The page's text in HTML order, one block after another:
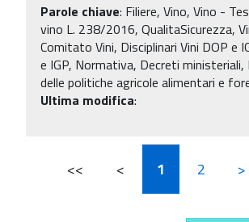
Parole chiave: Filiere, Vino, Vino -
vino L. 238/2016, QualitaSicurezza,
Comitato Vini, Disciplinari Vini DOP e
e IGP, Normativa, Decreti
delle politiche agricole alimentari e
Ultima modifica:
<< < 1 2 >